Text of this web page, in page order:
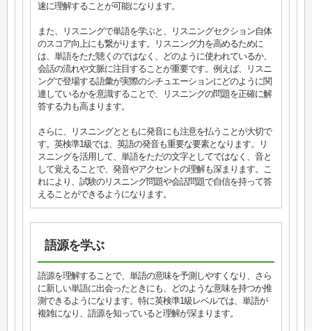
速に理解することが可能になります。
また、リスニングで単語を学ぶと、リスニングセクション自体
のスコア向上にも繋がります。リスニング力を高めるために
は、単語をただ聴くのではなく、どのように使われているか、
会話の流れや文脈に注目することが重要です。例えば、リスニ
ングで登場する語彙が実際のシチュエーションにどのように関
連しているかを意識することで、リスニングの問題を正確に解
答する力も高まります。
さらに、リスニングとともに発音にも注意を払うことが大切で
す。英検準1級では、英語の発音も重要な要素となります。リ
スニングを活用して、単語をただの文字としてではなく、音と
して覚えることで、発音やアクセントの理解も深まります。こ
れにより、試験のリスニング問題や会話問題で自信を持って答
えることができるようになります。
語源を学ぶ
語源を理解することで、単語の意味を予測しやすくなり、さら
に新しい単語に出会ったときにも、どのような意味を持つか推
測できるようになります。特に英検準1級レベルでは、単語が
複雑になり、語源を知っていると理解が深まります。